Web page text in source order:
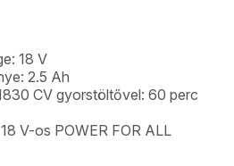
18 V
2.5 Ah
CV gyorstöltővel: 60 perc
V-os POWER FOR ALL